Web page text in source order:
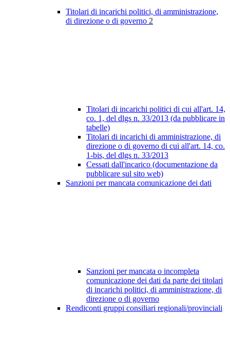
Titolari di incarichi politici, di amministrazione,
di direzione o di governo 2
Titolari di incarichi politici di cui all'art. 14,
co. 1, del dlgs n. 33/2013 (da pubblicare in
tabelle)
Titolari di incarichi di amministrazione, di
direzione o di governo di cui all'art. 14, co.
1-bis, del dlgs n. 33/2013
Cessati dall'incarico (documentazione da
pubblicare sul sito web)
Sanzioni per mancata comunicazione dei dati
Sanzioni per mancata o incompleta
comunicazione dei dati da parte dei titolari
di incarichi politici, di amministrazione, di
direzione o di governo
Rendiconti gruppi consiliari regionali/provinciali